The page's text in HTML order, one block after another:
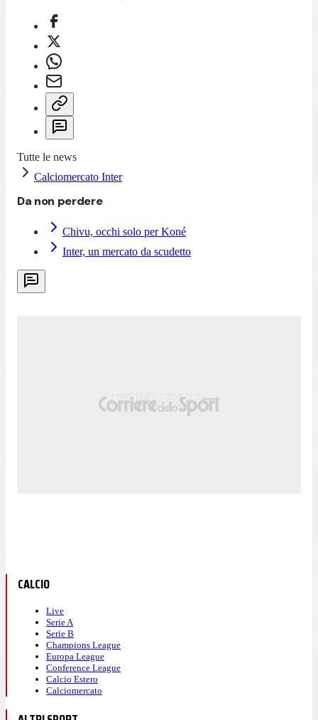
Tutte le news
Calciomercato Inter
Da non perdere
Chivu, occhi solo per Koné
Inter, un mercato da scudetto
CALCIO
Live
Serie A
Serie B
Champions League
Europa League
Conference League
Calcio Estero
Calciomercato